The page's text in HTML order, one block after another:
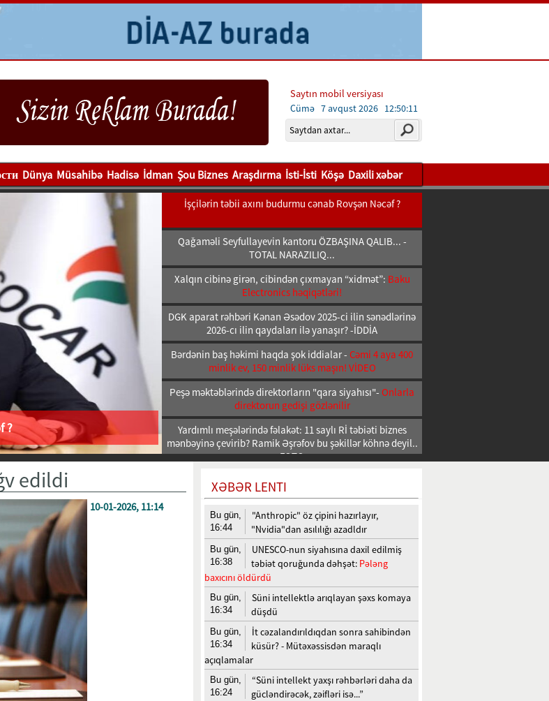
Saytın mobil versiyası
Cümə 7 avqust 2026 12:50:13
Dünya Müsahibə Hadisə İdman Şou Biznes Araşdırma İsti-İsti Köşə Daxili xəbər
İşçilərin təbii axını budurmu cənab Rovşən Nəcəf ?
?
Qağaməli Seyfullayevin kantoru ÖZBAŞINA QALIB... -
TOTAL NARAZILIQ...
Xalqın cibinə girən, cibindən çıxmayan “xidmət”: Baku
Electronics həqiqətləri!
DGK aparat rəhbəri Kənan Əsədov 2025-ci ilin sənədlərinə
2026-cı ilin qaydaları ilə yanaşır? -İDDİA
Bərdənin baş həkimi haqda şok iddialar - Cəmi 4 aya 400
minlik ev, 150 minlik lüks maşın! VİDEO
Peşə məktəblərində direktorların "qara siyahısı"- Onlarla
direktorun gedişi gözlənilir
Yardımlı meşələrində fəlakət: 11 saylı Rİ təbiəti biznes
mənbəyinə çevirib? Ramik Əşrəfov bu şəkillər köhnə deyil..
FOTO
edildi
10-01-2026, 11:14
XƏBƏR LENTI
Bu gün,
16:44
"Anthropic" öz çipini hazırlayır,
"Nvidia"dan asılılığı azadldır
Bu gün,
16:38
UNESCO-nun siyahısına daxil edilmiş
təbiət qoruğunda dəhşət: Pələng
baxıcını öldürdü
Bu gün,
16:34
Süni intellektlə arıqlayan şəxs komaya
düşdü
Bu gün,
16:34
İt cəzalandırıldıqdan sonra sahibindən
küsür? - Mütəxəssisdən maraqlı
açıqlamalar
Bu gün,
16:24
“Süni intellekt yaxşı rəhbərləri daha da
gücləndirəcək, zəifləri isə...”